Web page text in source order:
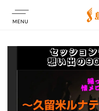
店舗情報